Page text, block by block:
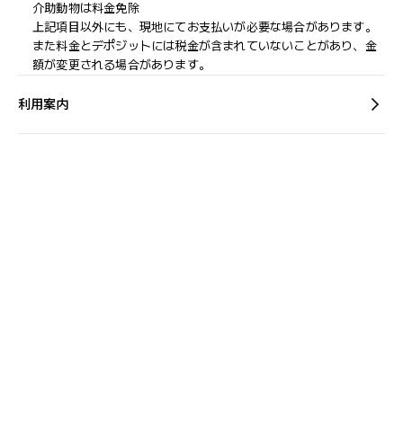
介助動物は料金免除
上記項目以外にも、現地にてお支払いが必要な場合があります。
また料金とデポジットには税金が含まれていないことがあり、金
額が変更される場合があります。
利用案内